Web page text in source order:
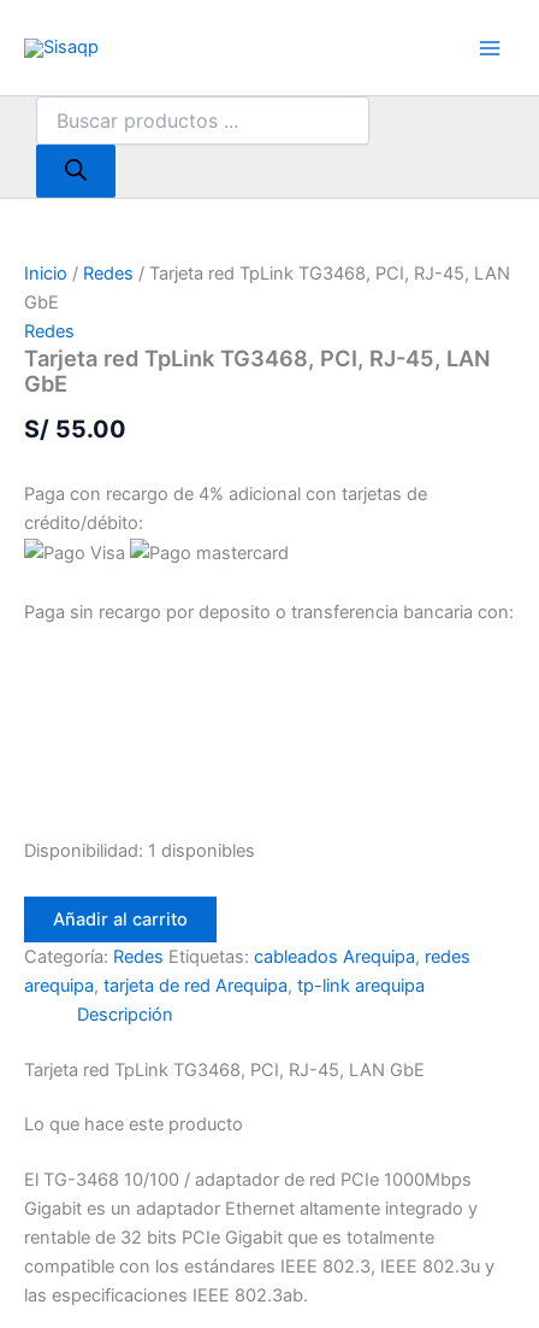
Búsqueda
productos
Inicio / Redes / Tarjeta red TpLink TG3468, PCI, RJ-45, LAN
GbE
Redes
Tarjeta red TpLink TG3468, PCI, RJ-45, LAN
GbE
S/ 55.00
Paga con recargo de 4% adicional con tarjetas de
crédito/débito:
Paga sin recargo por deposito o transferencia bancaria con:
Disponibilidad: 1 disponibles
TpLink
TG3468,
LAN
cantidad
Añadir al carrito
Categoría: Redes Etiquetas: cableados Arequipa, redes
arequipa, tarjeta de red Arequipa, tp-link arequipa
Descripción
Tarjeta red TpLink TG3468, PCI, RJ-45, LAN GbE
Lo que hace este producto
El TG-3468 10/100 / adaptador de red PCIe 1000Mbps
Gigabit es un adaptador Ethernet altamente integrado y
rentable de 32 bits PCIe Gigabit que es totalmente
compatible con los estándares IEEE 802.3, IEEE 802.3u y
las especificaciones IEEE 802.3ab.